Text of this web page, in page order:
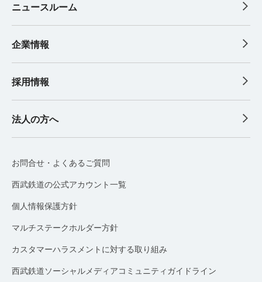
ニュースルーム
企業情報
採用情報
法人の方へ
お問合せ・よくあるご質問
西武鉄道の公式アカウント一覧
個人情報保護方針
マルチステークホルダー方針
カスタマーハラスメントに対する取り組み
西武鉄道ソーシャルメディアコミュニティガイドライン